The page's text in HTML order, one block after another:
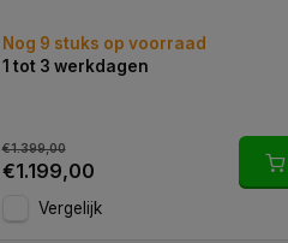
Nog 9 stuks op voorraad
1 tot 3 werkdagen
€1.399,00
€1.199,00
Vergelijk